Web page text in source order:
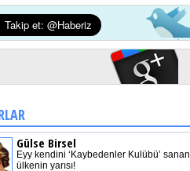
Gülse Birsel
Eyy kendini ‘Kaybedenler Kulübü’ sanan
ülkenin yarısı!